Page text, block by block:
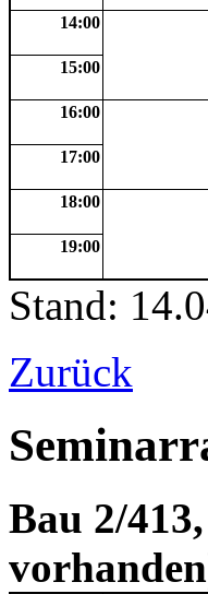
14:00
15:00
16:00
17:00
18:00
19:00
Stand:
Zurück
Bau 2/